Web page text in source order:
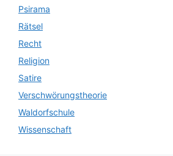
Psirama
Rätsel
Recht
Religion
Satire
Verschwörungstheorie
Waldorfschule
Wissenschaft